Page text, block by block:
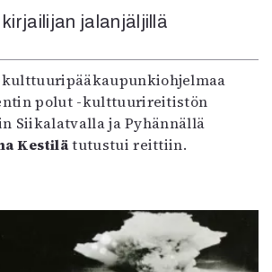
jalanjäljillä
kulttuuripääkaupunkiohjelmaa
polut -kulttuurireitistön
Siikalatvalla ja Pyhännällä
Kestilätutustui reittiin.